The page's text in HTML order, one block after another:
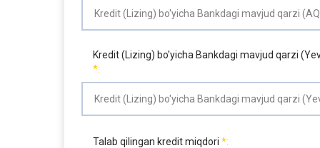
Kredit (Lizing) bo'yicha Bankdagi mavjud qarzi
Talab qilingan kredit miqdori